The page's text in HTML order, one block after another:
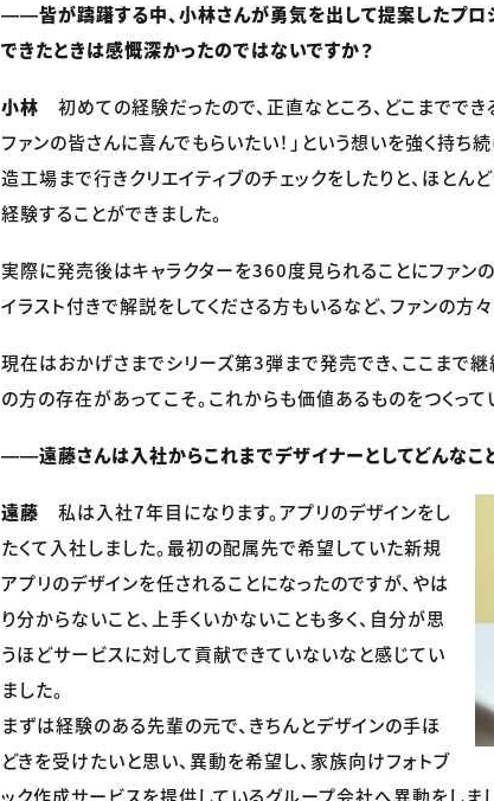
――皆が躊躇する中、小林さんが勇気を出して提案したプロ
できたときは感慨深かったのではないですか？
小林 初めての経験だったので、正直なところ、どこまででき
ファンの皆さんに喜んでもらいたい！」という想いを強く持
造工場まで行きクリエイティブのチェックをしたりと、ほと
経験することができました。
実際に発売後はキャラクターを360度見られることにファン
イラスト付きで解説をしてくださる方もいるなど、ファンの方
現在はおかげさまでシリーズ第3弾まで発売でき、ここまで継
の方の存在があってこそ。これからも価値あるものをつくって
――遠藤さんは入社からこれまでデザイナーとしてどんなこ
遠藤 私は入社7年目になります。アプリのデザインをし
たくて入社しました。最初の配属先で希望していた新規
アプリのデザインを任されることになったのですが、やは
り分からないこと、上手くいかないことも多く、自分が思
うほどサービスに対して貢献できていないなと感じてい
ました。
まずは経験のある先輩の元で、きちんとデザインの手ほ
どきを受けたいと思い、異動を希望し、家族向けフォトブ
ック作成サービスを提供しているグループ会社へ異動をしまし